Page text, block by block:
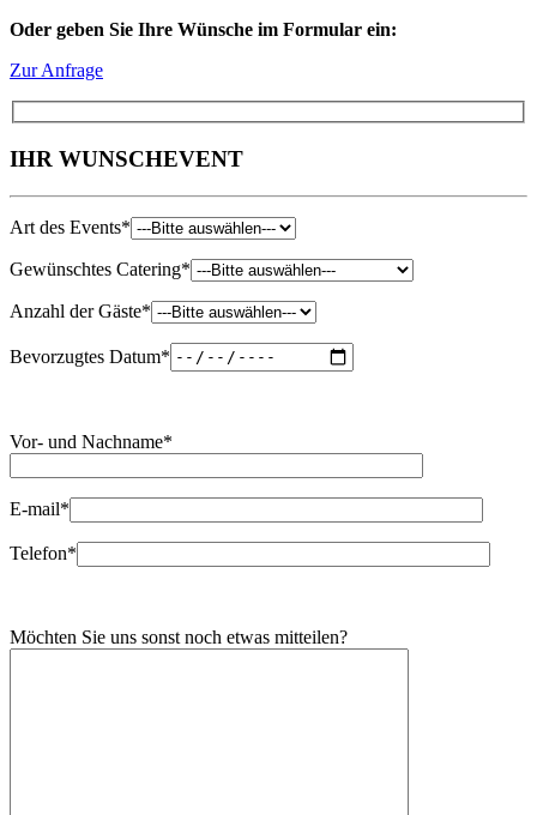
Oder geben Sie Ihre Wünsche im Formular ein:
Zur Anfrage
IHR WUNSCHEVENT
Art des Events*
Gewünschtes Catering*
Anzahl der Gäste*
Bevorzugtes Datum*
Vor- und Nachname*
E-mail*
Telefon*
Möchten Sie uns sonst noch etwas mitteilen?